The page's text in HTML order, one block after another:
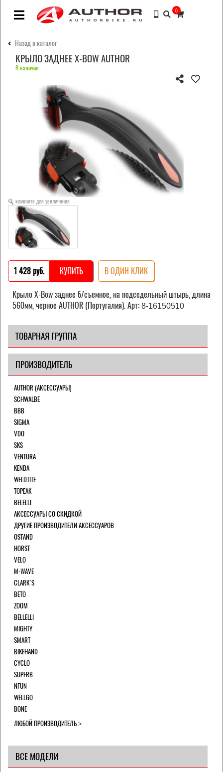
0
Назад в каталог
КРЫЛО ЗАДНЕЕ X-BOW AUTHOR
В наличии
кликните для увеличения
1 428 pуб. КУПИТЬ В ОДИН КЛИК
Крыло X-Bow заднее б/съемное, на подседельный штырь, длина
560мм, черное AUTHOR (Португалия). Арт: 8-16150510
ТОВАРНАЯ ГРУППА
ПРОИЗВОДИТЕЛЬ
AUTHOR (АКСЕССУАРЫ)
SCHWALBE
BBB
SIGMA
VDO
SKS
VENTURA
KENDA
WELDTITE
TOPEAK
BELELLI
АКСЕССУАРЫ СО СКИДКОЙ
ДРУГИЕ ПРОИЗВОДИТЕЛИ АКСЕССУАРОВ
OSTAND
HORST
VELO
M-WAVE
CLARK`S
BETO
ZOOM
BELLELLI
MIGHTY
SMART
BIKEHAND
CYCLO
SUPERB
NFUN
WELLGO
BONE
ЛЮБОЙ ПРОИЗВОДИТЕЛЬ
ВСЕ МОДЕЛИ